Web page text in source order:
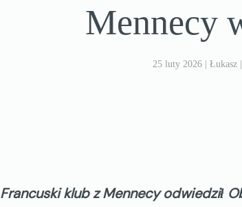
Mennecy
25 luty 2026 | Łukasz |
Francuski klub z Mennecy odwiedził